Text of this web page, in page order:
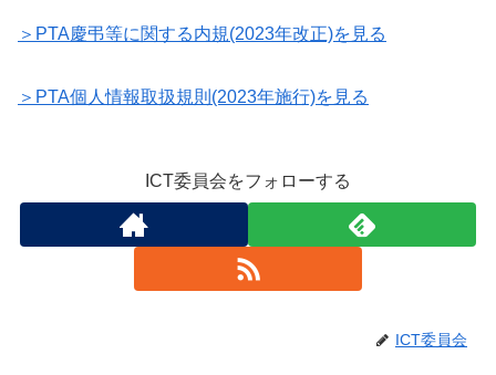
＞PTA慶弔等に関する内規(2023年改正)を見る
＞PTA個人情報取扱規則(2023年施行)を見る
ICT委員会をフォローする
ICT委員会